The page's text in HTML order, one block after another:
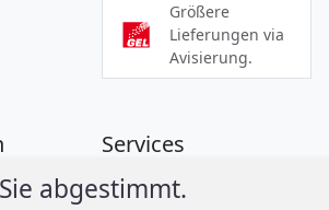
Größere
Lieferungen via
Avisierung.
Services
Montageanleitungen
abgestimmt.